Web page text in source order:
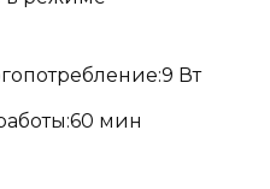
Вт
мин